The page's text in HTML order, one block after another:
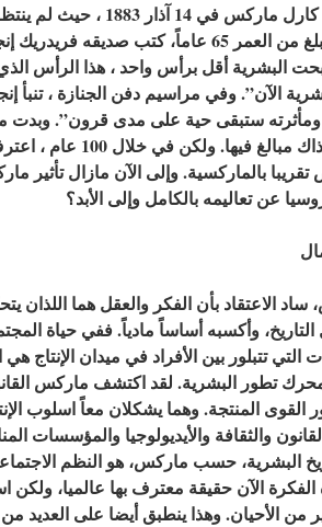
عندما توفي كارل ماركس في 14 آذار 1883
أسابيع كي يبلغ من العمر 65 عاماً، كتب صديقه
البشرية أقل برأس واحد ، هذا الرأس
الآن”. وفي مراسيم دفن الجنازة ، تنبأ
ستبقى حية على مدى قرون”. وبدت
التقييمات آنذاك مبالغ فيها.
بالماركسية. وإلى الآن مازال تأثير
عن تعاليمه بالكامل وإلى الأبد؟
الاعتقاد بأن الفكر والعقل هما اللذان
وأكسبه أساساً مادياً. ففي حياة
التي تتبلور بين الأفراد في ميدان الإنتاج
تطور البشرية. لقد اكتشف ماركس
المنتجة. وهما يشكلان معاً اسلوب
البشرية، حسب ماركس، هو النظم
الآن حقيقة معترف بها عالميا،
من الأحيان. وهذا ينطبق أيضا على العديد من